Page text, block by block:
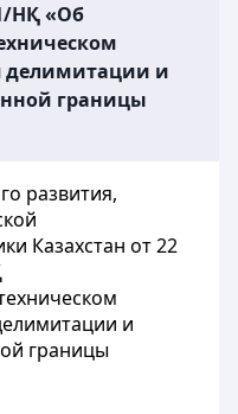
НҚ «Об
делимитации и
границы
развития,
Казахстан от 22
и
границы